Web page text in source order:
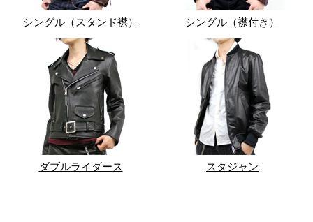
シングル（スタンド襟） シングル（襟付き）
ダブルライダース スタジャン